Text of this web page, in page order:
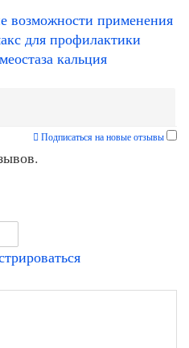
возможности применения
для профилактики
кальция
Подписаться на новые отзывы